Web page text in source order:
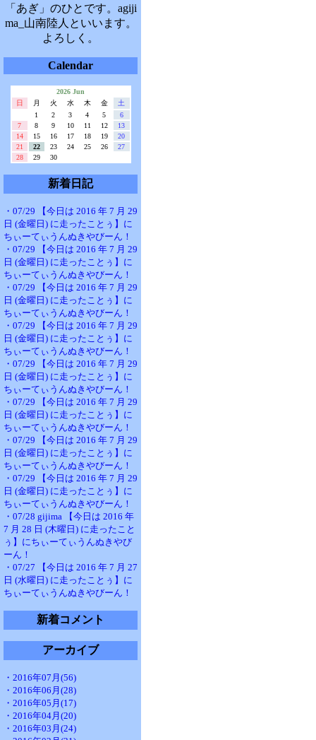
「あぎ」のひとです。agiji
ma_山南陸人といいます。
よろしく。
Calendar
2026 Jun
日
月 火 水 木 金
土
1
2 3 4 5
6
7
8 9 10 11 12
13
14
15 16 17 18 19
20
21
22 23 24 25 26
27
28
29 30
新着日記
・07/29 【今日は 2016 年 7 月 29
日 (金曜日) に走ったことぅ】に
ちぃーてぃうんぬきやびーん！
・07/29 【今日は 2016 年 7 月 29
日 (金曜日) に走ったことぅ】に
ちぃーてぃうんぬきやびーん！
・07/29 【今日は 2016 年 7 月 29
日 (金曜日) に走ったことぅ】に
ちぃーてぃうんぬきやびーん！
・07/29 【今日は 2016 年 7 月 29
日 (金曜日) に走ったことぅ】に
ちぃーてぃうんぬきやびーん！
・07/29 【今日は 2016 年 7 月 29
日 (金曜日) に走ったことぅ】に
ちぃーてぃうんぬきやびーん！
・07/29 【今日は 2016 年 7 月 29
日 (金曜日) に走ったことぅ】に
ちぃーてぃうんぬきやびーん！
・07/29 【今日は 2016 年 7 月 29
日 (金曜日) に走ったことぅ】に
ちぃーてぃうんぬきやびーん！
・07/29 【今日は 2016 年 7 月 29
日 (金曜日) に走ったことぅ】に
ちぃーてぃうんぬきやびーん！
・07/28 gijima 【今日は 2016 年
7 月 28 日 (木曜日) に走ったこと
ぅ】にちぃーてぃうんぬきやび
ーん！
・07/27 【今日は 2016 年 7 月 27
日 (水曜日) に走ったことぅ】に
ちぃーてぃうんぬきやびーん！
新着コメント
アーカイブ
・2016年07月(56)
・2016年06月(28)
・2016年05月(17)
・2016年04月(20)
・2016年03月(24)